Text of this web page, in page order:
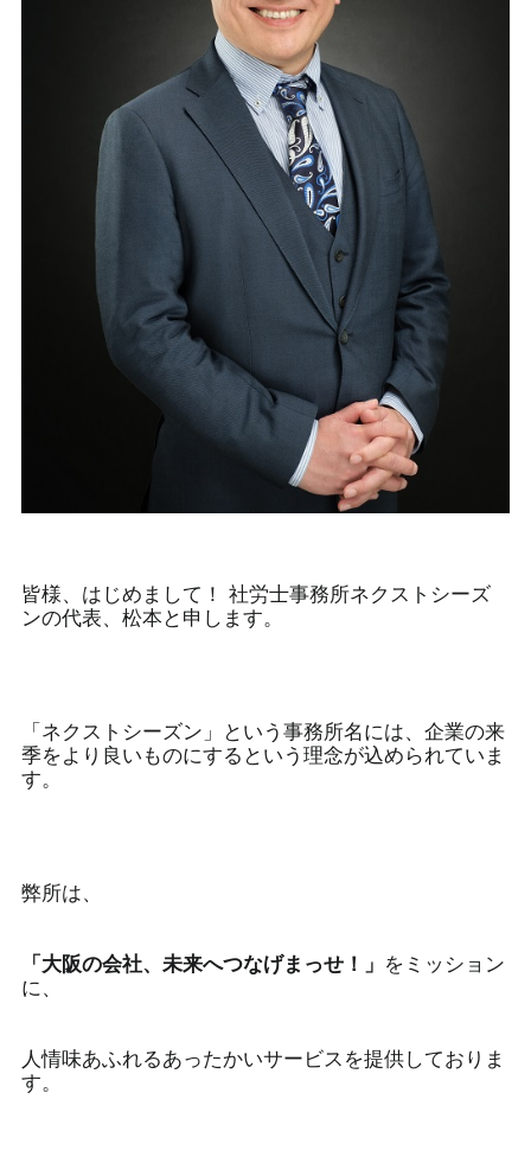
皆様、はじめまして！ 社労士事務所ネクストシーズ
ンの代表、松本と申します。
「ネクストシーズン」という事務所名には、企業の来
季をより良いものにするという理念が込められていま
す。
弊所は、
「大阪の会社、未来へつなげまっせ！」 をミッション
に、
人情味あふれるあったかいサービスを提供しておりま
す。